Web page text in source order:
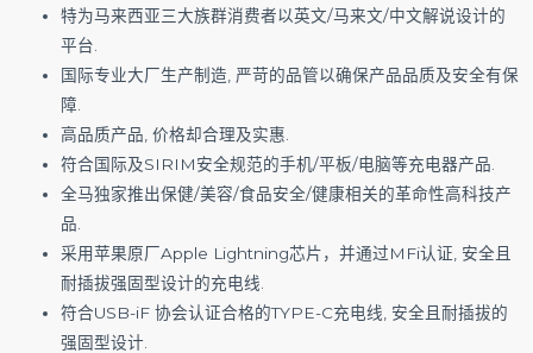
特为马来西亚三大族群消费者以英文/马来文/中文解说设计的
平台.
国际专业大厂生产制造, 严苛的品管以确保产品品质及安全有保
障.
高品质产品, 价格却合理及实惠.
符合国际及SIRIM安全规范的手机/平板/电脑等充电器产品.
全马独家推出保健/美容/食品安全/健康相关的革命性高科技产
品.
采用苹果原厂Apple Lightning芯片，并通过MFi认证, 安全且
耐插拔强固型设计的充电线.
符合USB-iF 协会认证合格的TYPE-C充电线, 安全且耐插拔的
强固型设计.